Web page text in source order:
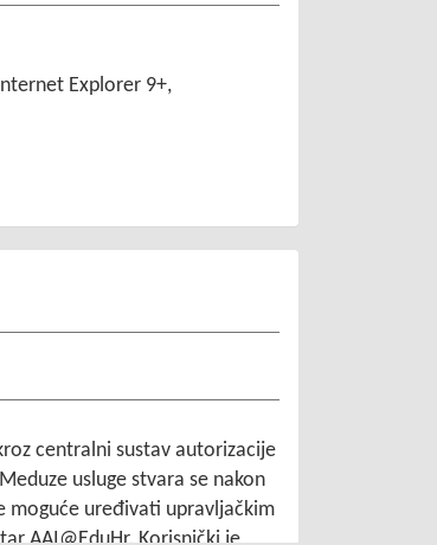
Explorer 9+,
centralni sustav autorizacije
usluge stvara se nakon
moguće uređivati upravljačkim
AAI@EduHr. Korisnički je